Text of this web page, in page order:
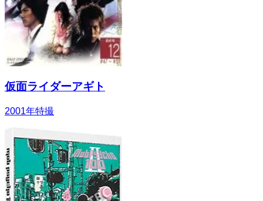
仮面ライダーアギト
2001年特撮